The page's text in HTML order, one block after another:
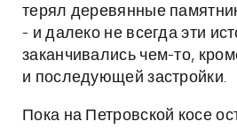
терял деревянные
- и далеко не всегда эти
заканчивались чем-то,
и последующей застройки.
Пока на Петровской косе